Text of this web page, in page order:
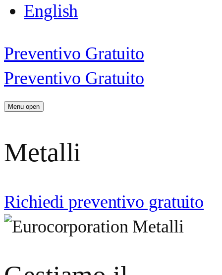
English
Preventivo Gratuito
Preventivo Gratuito
Menu open
Metalli
Richiedi preventivo gratuito